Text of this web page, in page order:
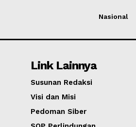
Nasional
Link Lainnya
Susunan Redaksi
Visi dan Misi
Pedoman Siber